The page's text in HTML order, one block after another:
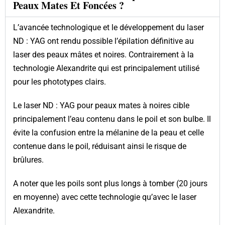
Peaux Mates Et Foncées ?
L’avancée technologique et le développement du laser
ND : YAG ont rendu possible l’épilation définitive au
laser des peaux mâtes et noires. Contrairement à la
technologie Alexandrite qui est principalement utilisé
pour les phototypes clairs.
Le laser ND : YAG pour peaux mates à noires cible
principalement l’eau contenu dans le poil et son bulbe. Il
évite la confusion entre la mélanine de la peau et celle
contenue dans le poil, réduisant ainsi le risque de
brûlures.
A noter que les poils sont plus longs à tomber (20 jours
en moyenne) avec cette technologie qu’avec le laser
Alexandrite.